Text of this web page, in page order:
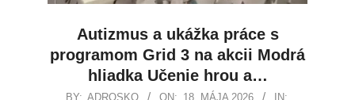
Autizmus a ukážka práce s
programom Grid 3 na akcii Modrá
hliadka Učenie hrou a…
BY: ADROSKO ON: 18. MÁJA 2026 IN: